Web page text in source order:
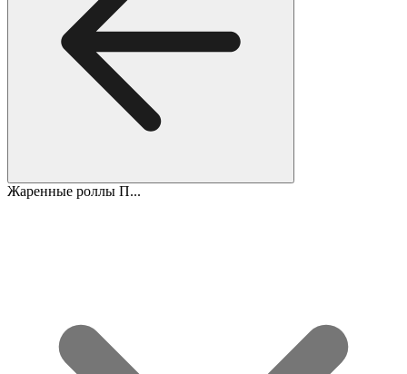
Жаренные роллы П...